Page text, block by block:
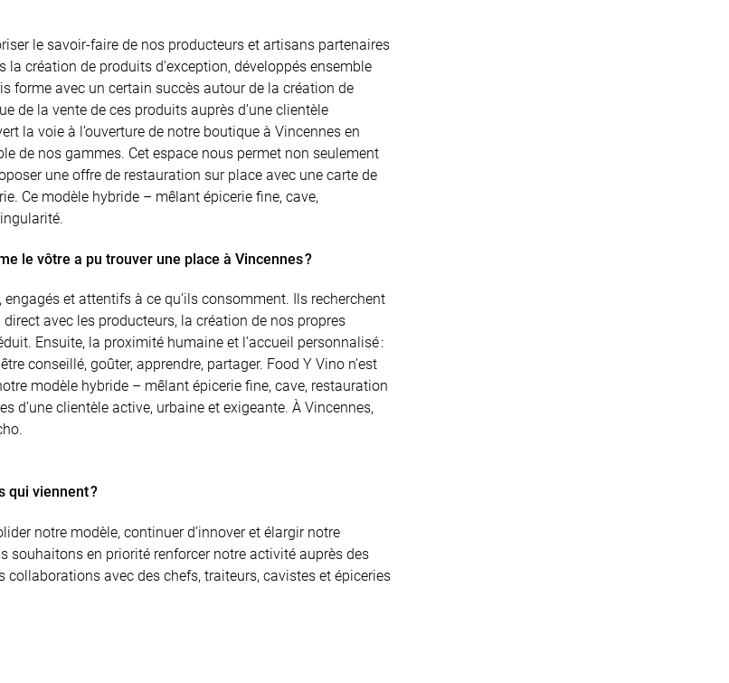
le savoir-faire de nos producteurs et artisans partenaires
création de produits d’exception, développés ensemble
forme avec un certain succès autour de la création de
de la vente de ces produits auprès d’une clientèle
la voie à l’ouverture de notre boutique à Vincennes en
de nos gammes. Cet espace nous permet non seulement
une offre de restauration sur place avec une carte de
Ce modèle hybride – mêlant épicerie fine, cave,
le vôtre a pu trouver une place à Vincennes ?
et attentifs à ce qu’ils consomment. Ils recherchent
avec les producteurs, la création de nos propres
Ensuite, la proximité humaine et l’accueil personnalisé :
conseillé, goûter, apprendre, partager. Food Y Vino n’est
modèle hybride – mêlant épicerie fine, cave, restauration
d’une clientèle active, urbaine et exigeante. À Vincennes,
qui viennent ?
notre modèle, continuer d’innover et élargir notre
souhaitons en priorité renforcer notre activité auprès des
avec des chefs, traiteurs, cavistes et épiceries